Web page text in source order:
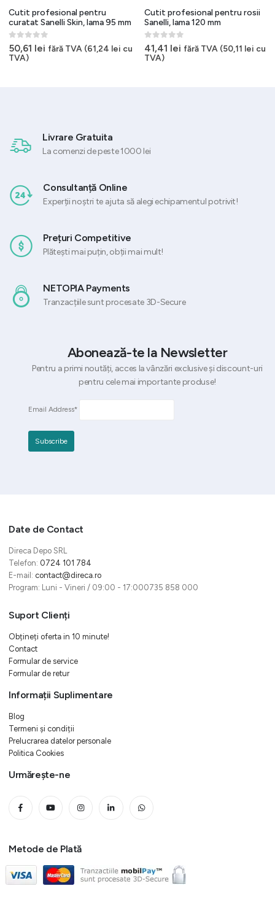
Cutit profesional pentru
curatat Sanelli Skin, lama 95 mm
0out of 5
50,61 lei fără TVA (61,24 lei cu
TVA)
Cutit profesional pentru rosii
Sanelli, lama 120 mm
0out of 5
41,41 lei fără TVA (50,11 lei cu
TVA)
Livrare Gratuita
La comenzi de peste 1000 lei
Consultanță Online
Experții noștri te ajuta să alegi echipamentul potrivit!
Prețuri Competitive
Plătești mai puțin, obții mai mult!
NETOPIA Payments
Tranzacțiile sunt procesate 3D-Secure
Abonează-te la Newsletter
Pentru a primi noutăți, acces la vânzări exclusive și discount-uri
pentru cele mai importante produse!
Email Address*
Date de Contact
Direca Depo SRL
Telefon: 0724 101 784
E-mail: contact@direca.ro
Program: Luni - Vineri / 09:00 - 17:000735 858 000
Suport Clienți
Obțineți oferta in 10 minute!
Contact
Formular de service
Formular de retur
Informații Suplimentare
Blog
Termeni și condiții
Prelucrarea datelor personale
Politica Cookies
Urmărește-ne
Metode de Plată